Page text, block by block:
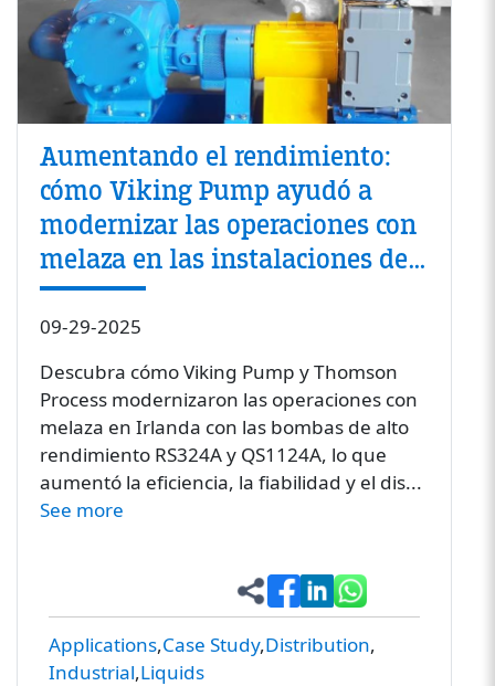
Applications Case Study Distribution
Industrial Liquids
Aumentando el rendimiento:
cómo Viking Pump ayudó a
modernizar las operaciones con
melaza en las instalaciones de
Irlanda
09-29-2025
Descubra cómo Viking Pump y Thomson
Process modernizaron las operaciones con
melaza en Irlanda con las bombas de alto
rendimiento RS324A y QS1124A, lo que
aumentó la eficiencia, la fiabilidad y el dis...
See more